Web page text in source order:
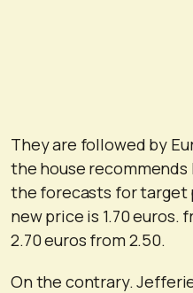
They are followed by
the house
the forecasts for target
new price is 1.70 euros.
2.70 euros from 2.50.
On the contrary.